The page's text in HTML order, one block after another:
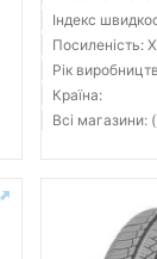
Індекс
Посиленість:
Рік
Країна:
Всі магазини: